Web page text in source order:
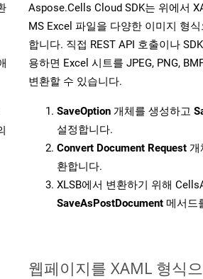
Aspose.Cells Cloud SDK는 위에서
MS Excel 파일을 다양한 이미지 형
합니다. 직접 REST API 호출이나
용하면 Excel 시트를 JPEG, PNG,
변환할 수 있습니다.
SaveOption 개체를 생성하고
설정합니다.
Convert Document Request 개
환합니다.
XLSB에서 변환하기 위해
SaveAsPostDocument 메서드
웹페이지를 XAML 형식